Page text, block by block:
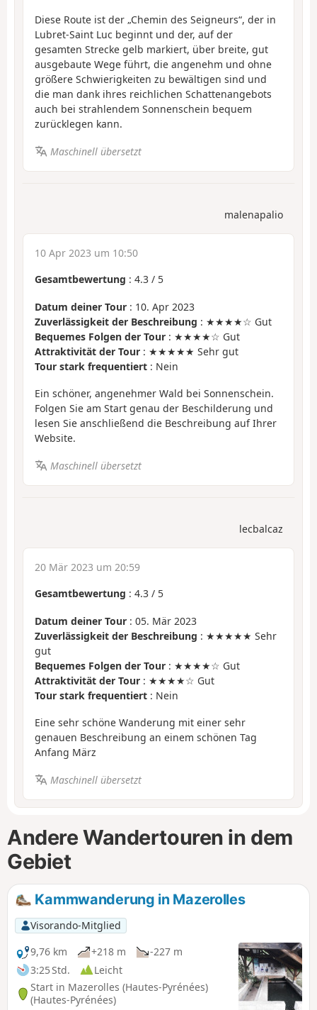
Diese Route ist der „Chemin des Seigneurs“, der in
Lubret-Saint Luc beginnt und der, auf der
gesamten Strecke gelb markiert, über breite, gut
ausgebaute Wege führt, die angenehm und ohne
größere Schwierigkeiten zu bewältigen sind und
die man dank ihres reichlichen Schattenangebots
auch bei strahlendem Sonnenschein bequem
zurücklegen kann.
Maschinell übersetzt
malenapalio
10 Apr 2023 um 10:50
Gesamtbewertung : 4.3 / 5
Datum deiner Tour : 10. Apr 2023
Zuverlässigkeit der Beschreibung : ★★★★☆ Gut
Bequemes Folgen der Tour : ★★★★☆ Gut
Attraktivität der Tour : ★★★★★ Sehr gut
Tour stark frequentiert : Nein
Ein schöner, angenehmer Wald bei Sonnenschein.
Folgen Sie am Start genau der Beschilderung und
lesen Sie anschließend die Beschreibung auf Ihrer
Website.
Maschinell übersetzt
lecbalcaz
20 Mär 2023 um 20:59
Gesamtbewertung : 4.3 / 5
Datum deiner Tour : 05. Mär 2023
Zuverlässigkeit der Beschreibung : ★★★★★ Sehr
gut
Bequemes Folgen der Tour : ★★★★☆ Gut
Attraktivität der Tour : ★★★★☆ Gut
Tour stark frequentiert : Nein
Eine sehr schöne Wanderung mit einer sehr
genauen Beschreibung an einem schönen Tag
Anfang März
Maschinell übersetzt
Andere Wandertouren in dem
Gebiet
Kammwanderung in Mazerolles
Visorando-Mitglied
9,76 km
+218 m
-227 m
3:25 Std.
Leicht
Start in Mazerolles (Hautes-Pyrénées)
(Hautes-Pyrénées)